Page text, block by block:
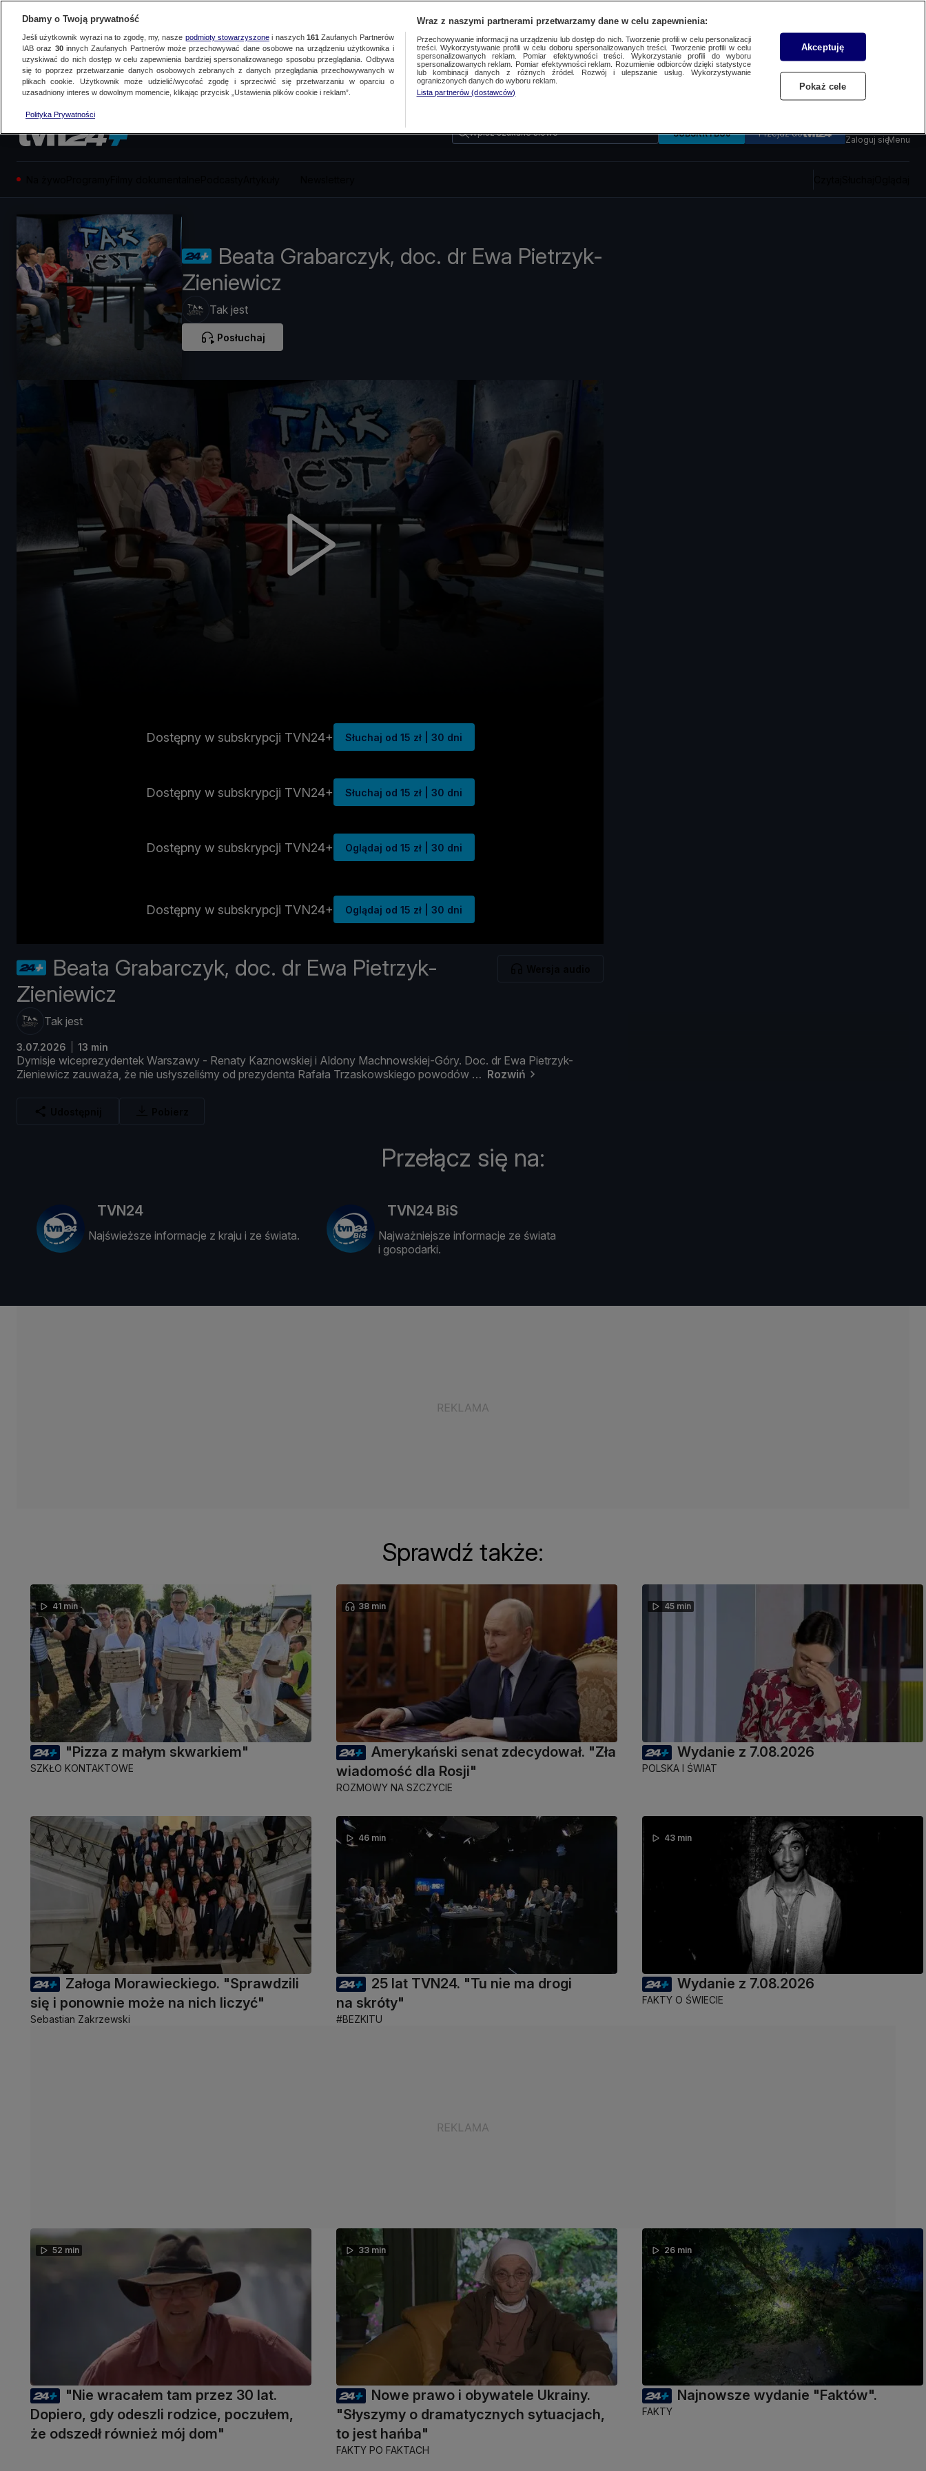
Wpisz szukane słowo SUBSKRYBUJ Przejdź do
Zaloguj sięMenu
Beata Grabarczyk, doc. dr Ewa Pietrzyk-
Zieniewicz
Tak jest
Posłuchaj
Dostępny w subskrypcji TVN24+ Słuchaj od 15 zł | 30 dni
Dostępny w subskrypcji TVN24+ Słuchaj od 15 zł | 30 dni
Dostępny w subskrypcji TVN24+ Oglądaj od 15 zł | 30 dni
Dostępny w subskrypcji TVN24+ Oglądaj od 15 zł | 30 dni
Beata Grabarczyk, doc. dr Ewa Pietrzyk-
Zieniewicz
Tak jest
3.07.2026 13 min
Dymisje wiceprezydentek Warszawy - Renaty Kaznowskiej i Aldony Machnowskiej-Góry. Doc. dr Ewa Pietrzyk-
Zieniewicz zauważa, że nie usłyszeliśmy od prezydenta Rafała Trzaskowskiego powodów Rozwiń
Przełącz się na:
TVN24
Najświeższe informacje z kraju i ze świata.
TVN24 BiS
Najważniejsze informacje ze świata
i gospodarki.
Sprawdź także:
41 min
"Pizza z małym skwarkiem"
SZKŁO KONTAKTOWE
38 min
Amerykański senat zdecydował. "Zła
wiadomość dla Rosji"
ROZMOWY NA SZCZYCIE
45 min
Wydanie z 7.08.2026
POLSKA I ŚWIAT
Załoga Morawieckiego. "Sprawdzili
się i ponownie może na nich liczyć"
Sebastian Zakrzewski
46 min
25 lat TVN24. "Tu nie ma drogi
na skróty"
#BEZKITU
43 min
Wydanie z 7.08.2026
FAKTY O ŚWIECIE
52 min
"Nie wracałem tam przez 30 lat.
Dopiero, gdy odeszli rodzice, poczułem,
że odszedł również mój dom"
33 min
Nowe prawo i obywatele Ukrainy.
"Słyszymy o dramatycznych sytuacjach,
to jest hańba"
FAKTY PO FAKTACH
26 min
Najnowsze wydanie "Faktów".
FAKTY
Dbamy o Twoją prywatność
Jeśli użytkownik wyrazi na to zgodę, my, nasze podmioty stowarzyszonei naszych 161 Zaufanych Partnerów
IAB oraz 30innych Zaufanych Partnerów może przechowywać dane osobowe na urządzeniu użytkownika i
uzyskiwać do nich dostęp w celu zapewnienia bardziej spersonalizowanego sposobu przeglądania. Odbywa
się to poprzez przetwarzanie danych osobowych zebranych z danych przeglądania przechowywanych w
plikach cookie. Użytkownik może udzielić/wycofać zgodę i sprzeciwić się przetwarzaniu w oparciu o
uzasadniony interes w dowolnym momencie, klikając przycisk „Ustawienia plików cookie i reklam”.
Polityka Prywatności
Wraz z naszymi partnerami przetwarzamy dane w celu zapewnienia:
Przechowywanie informacji na urządzeniu lub dostęp do nich. Tworzenie profili w celu personalizacji
treści. Wykorzystywanie profili w celu doboru spersonalizowanych treści. Tworzenie profili w celu
spersonalizowanych reklam. Pomiar efektywności treści. Wykorzystanie profili do wyboru
spersonalizowanych reklam. Pomiar efektywności reklam. Rozumienie odbiorców dzięki statystyce
lub kombinacji danych z różnych źródeł. Rozwój i ulepszanie usług. Wykorzystywanie
ograniczonych danych do wyboru reklam.
Lista partnerów (dostawców)
Akceptuję
Pokaż cele